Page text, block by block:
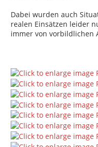
Dabei wurden auch
realen Einsätzen leider
immer von vorbildlichen